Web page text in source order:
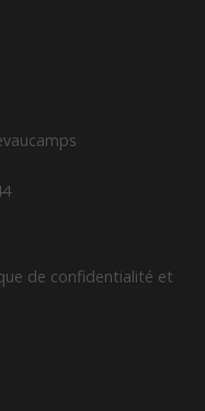
de confidentialité et